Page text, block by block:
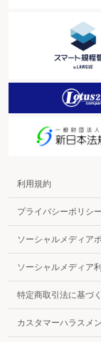
利用規約
プライバシーポリシー
ソーシャルメディア
ソーシャルメディア
特定商取引法に基づ
カスタマーハラスメ